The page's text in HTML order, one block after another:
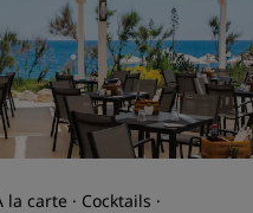
carte · Cocktails ·